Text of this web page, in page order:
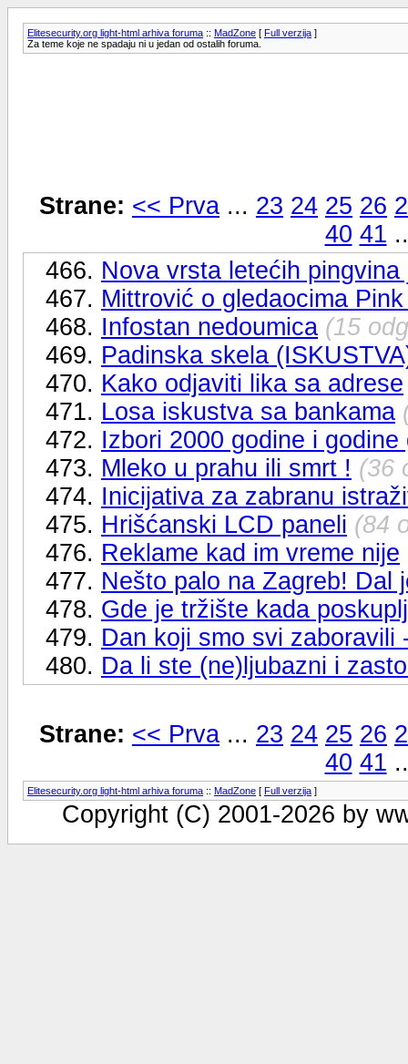
Elitesecurity.org light-html arhiva foruma :: MadZone [ Full verzija ]
Za teme koje ne spadaju ni u jedan od ostalih foruma.
Strane: << Prva ... 23 24 25 26
40 41
466. Nova vrsta letećih
467. Mittrović o gledaocima
468. Infostan nedoumica (15
469. Padinska skela
470. Kako odjaviti lika sa adrese
471. Losa iskustva sa bankama
472. Izbori 2000 godine i godine
473. Mleko u prahu ili smrt ! (36
474. Inicijativa za zabranu
475. Hrišćanski LCD paneli (84
476. Reklame kad im vreme nije
477. Nešto palo na Zagreb! Dal
478. Gde je tržište kada
479. Dan koji smo svi zaboravili
480. Da li ste (ne)ljubazni i
Strane: << Prva ... 23 24 25 26
40 41
Elitesecurity.org light-html arhiva foruma :: MadZone [ Full verzija ]
Copyright (C) 2001-2026 by